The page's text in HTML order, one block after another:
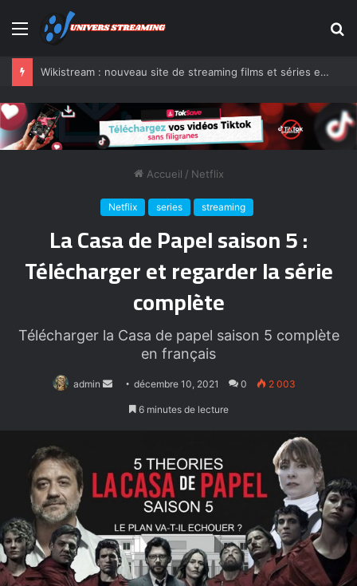
Menu
Wikistream : nouveau site de streaming films et séries en VF
Accueil / Netflix
Netflix series streaming
La Casa de Papel saison 5 :
Télécharger et regarder la série
complète
Télécharger la Casa de papel saison 5 complète
en français
admin
Envoyerdécembre 10, 2021 0 2 003
6 minutes de lecture